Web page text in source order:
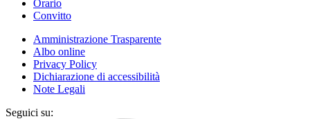
Orario
Convitto
Amministrazione Trasparente
Albo online
Privacy Policy
Dichiarazione di accessibilità
Note Legali
Seguici su: